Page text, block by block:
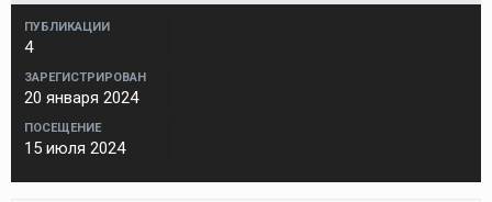
ПУБЛИКАЦИИ
4
ЗАРЕГИСТРИРОВАН
20 января 2024
ПОСЕЩЕНИЕ
15 июля 2024